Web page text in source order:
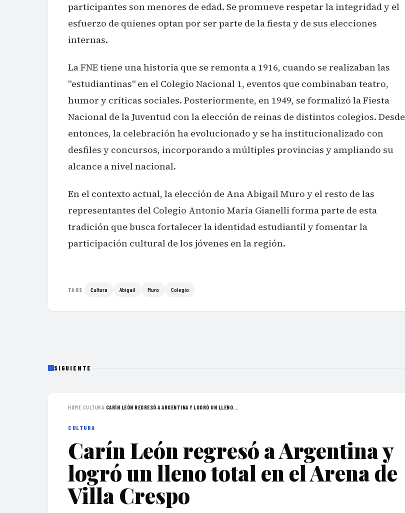
participantes son menores de edad. Se promueve respetar la integridad y el
esfuerzo de quienes optan por ser parte de la fiesta y de sus elecciones
internas.
La FNE tiene una historia que se remonta a 1916, cuando se realizaban las
"estudiantinas" en el Colegio Nacional 1, eventos que combinaban teatro,
humor y críticas sociales. Posteriormente, en 1949, se formalizó la Fiesta
Nacional de la Juventud con la elección de reinas de distintos colegios. Desde
entonces, la celebración ha evolucionado y se ha institucionalizado con
desfiles y concursos, incorporando a múltiples provincias y ampliando su
alcance a nivel nacional.
En el contexto actual, la elección de Ana Abigail Muro y el resto de las
representantes del Colegio Antonio María Gianelli forma parte de esta
tradición que busca fortalecer la identidad estudiantil y fomentar la
participación cultural de los jóvenes en la región.
TAGS Cultura Abigail Muro Colegio
SIGUIENTE
HOME›CULTURA› CARÍN LEÓN REGRESÓ A ARGENTINA Y LOGRÓ UN LLENO...
CULTURA
Carín León regresó a Argentina y
logró un lleno total en el Arena de
Villa Crespo